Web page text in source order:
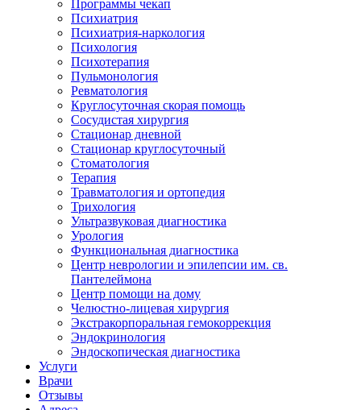
Программы чекап
Психиатрия
Психиатрия-наркология
Психология
Психотерапия
Пульмонология
Ревматология
Круглосуточная скорая помощь
Сосудистая хирургия
Стационар дневной
Стационар круглосуточный
Стоматология
Терапия
Травматология и ортопедия
Трихология
Ультразвуковая диагностика
Урология
Функциональная диагностика
Центр неврологии и эпилепсии им. св.
Пантелеймона
Центр помощи на дому
Челюстно-лицевая хирургия
Экстракорпоральная гемокоррекция
Эндокринология
Эндоскопическая диагностика
Услуги
Врачи
Отзывы